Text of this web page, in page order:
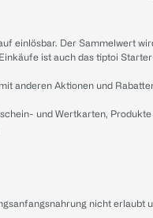
einlösbar. Der Sammelwert
ist auch das tiptoi
anderen Aktionen und
und Wertkarten,
nicht erlaubt